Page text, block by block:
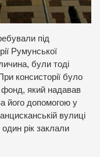
під
Румунської
були тоді
консисторії було
фонд, який надавав
його допомогою у
вулиці
рік заклали